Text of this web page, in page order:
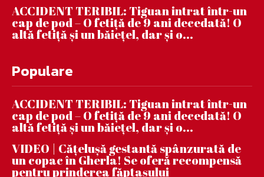
ACCIDENT TERIBIL: Tiguan intrat într-un
cap de pod – O fetiță de 9 ani decedată! O
altă fetiță și un băiețel, dar și o...
Populare
ACCIDENT TERIBIL: Tiguan intrat într-un
cap de pod – O fetiță de 9 ani decedată! O
altă fetiță și un băiețel, dar și o...
VIDEO | Căţeluşă gestantă spânzurată de
un copac în Gherla! Se oferă recompensă
pentru prinderea făptaşului